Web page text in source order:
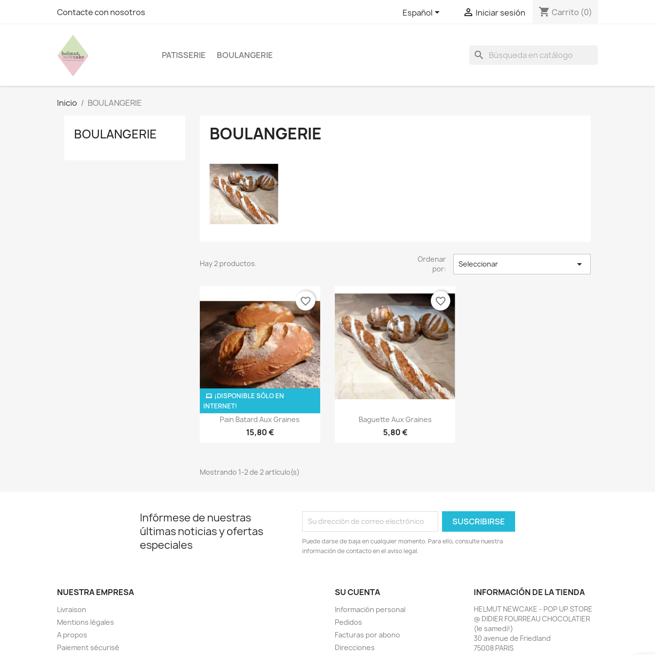
Contacte con nosotros Español  Iniciar sesión shopping_cart Carrito (0)
PATISSERIE BOULANGERIE search
Inicio BOULANGERIE
BOULANGERIE BOULANGERIE
Hay 2 productos.
Ordenar
por:
Seleccionar 
Vista rápida
Pain Batard Aux Graines
15,80 €
¡DISPONIBLE SÓLO EN
INTERNET!
favorite_border
Vista rápida
Baguette Aux Graines
5,80 €
favorite_border
Mostrando 1-2 de 2 artículo(s)
Infórmese de nuestras
últimas noticias y ofertas
especiales
Puede darse de baja en cualquier momento. Para ello, consulte nuestra
información de contacto en el aviso legal.
NUESTRA EMPRESA
Livraison
Mentions légales
A propos
Paiement sécurisé
SU CUENTA
Información personal
Pedidos
Facturas por abono
Direcciones
INFORMACIÓN DE LA TIENDA
HELMUT NEWCAKE - POP UP STORE
@ DIDIER FOURREAU CHOCOLATIER
(le samedi!)
30 avenue de Friedland
75008 PARIS